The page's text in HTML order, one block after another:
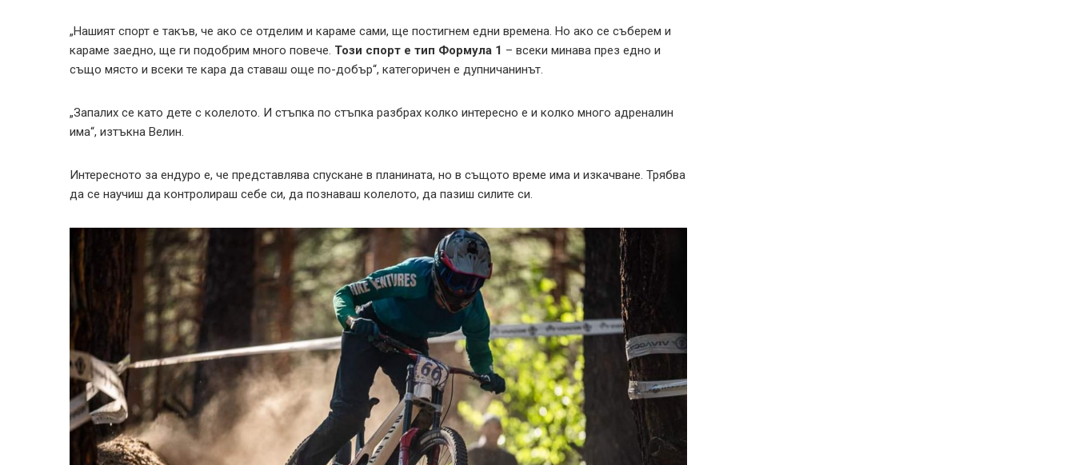
„Нашият спорт е такъв, че ако се отделим и караме сами, ще постигнем едни времена. Но ако се съберем и
караме заедно, ще ги подобрим много повече. Този спорт е тип Формула 1 – всеки минава през едно и
също място и всеки те кара да ставаш още по-добър“, категоричен е дупничанинът.
„Запалих се като дете с колелото. И стъпка по стъпка разбрах колко интересно е и колко много адреналин
има“, изтъкна Велин.
Интересното за ендуро е, че представлява спускане в планината, но в същото време има и изкачване. Трябва
да се научиш да контролираш себе си, да познаваш колелото, да пазиш силите си.